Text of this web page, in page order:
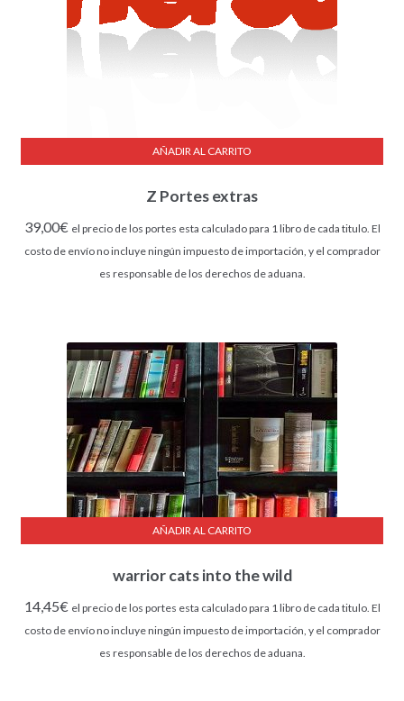
Z Portes extras
39,00€ el precio de los portes esta calculado para 1 libro de cada titulo. El
costo de envío no incluye ningún impuesto de importación, y el comprador
es responsable de los derechos de aduana.
AÑADIR AL CARRITO
warrior cats into the wild
14,45€ el precio de los portes esta calculado para 1 libro de cada titulo. El
costo de envío no incluye ningún impuesto de importación, y el comprador
es responsable de los derechos de aduana.
AÑADIR AL CARRITO